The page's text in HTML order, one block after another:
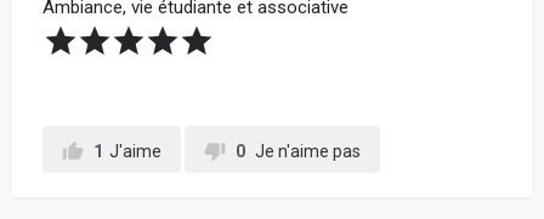
Ambiance, vie étudiante et associative
1 J'aime 0 Je n'aime pas